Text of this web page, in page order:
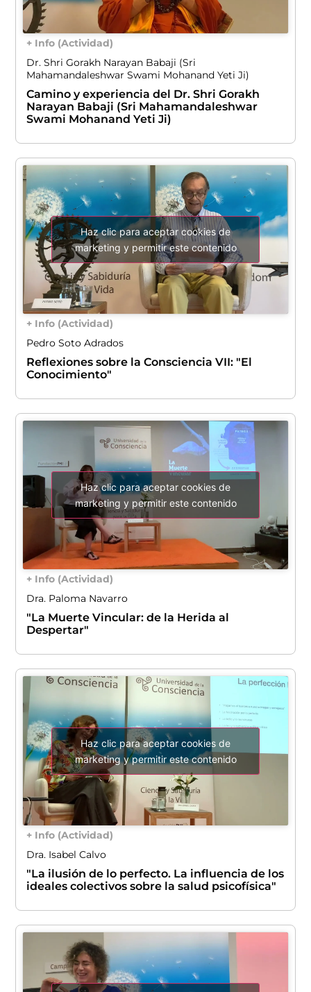
+ Info (Actividad)
Dr. Shri Gorakh Narayan Babaji (Sri
Mahamandaleshwar Swami Mohanand Yeti Ji)
Camino y experiencia del Dr. Shri Gorakh
Narayan Babaji (Sri Mahamandaleshwar
Swami Mohanand Yeti Ji)
Haz clic para aceptar cookies de
marketing y permitir este contenido
+ Info (Actividad)
Pedro Soto Adrados
Reflexiones sobre la Consciencia VII: "El
Conocimiento"
Haz clic para aceptar cookies de
marketing y permitir este contenido
+ Info (Actividad)
Dra. Paloma Navarro
"La Muerte Vincular: de la Herida al
Despertar"
Haz clic para aceptar cookies de
marketing y permitir este contenido
+ Info (Actividad)
Dra. Isabel Calvo
"La ilusión de lo perfecto. La influencia de los
ideales colectivos sobre la salud psicofísica"